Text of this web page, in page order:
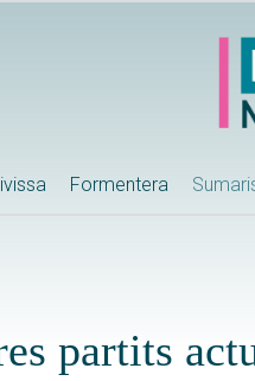
Formentera
partits